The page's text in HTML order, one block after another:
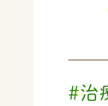
#治